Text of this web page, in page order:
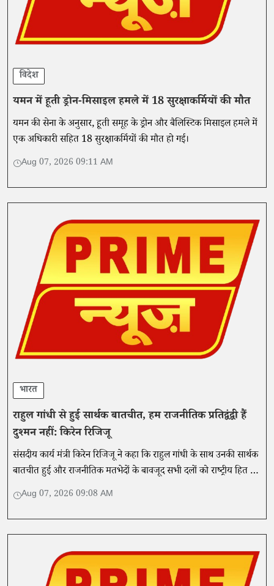
विदेश
यमन में हूती ड्रोन-मिसाइल हमले में 18 सुरक्षाकर्मियों की मौत
यमन की सेना के अनुसार, हूती समूह के ड्रोन और बैलिस्टिक मिसाइल हमले में
एक अधिकारी सहित 18 सुरक्षाकर्मियों की मौत हो गई।
Aug 07, 2026 09:11 AM
भारत
राहुल गांधी से हुई सार्थक बातचीत, हम राजनीतिक प्रतिद्वंद्वी हैं
दुश्मन नहीं: किरेन रिजिजू
संसदीय कार्य मंत्री किरेन रिजिजू ने कहा कि राहुल गांधी के साथ उनकी सार्थक
बातचीत हुई और राजनीतिक मतभेदों के बावजूद सभी दलों को राष्ट्रीय हित में
संवाद और सहयोग के साथ काम करना चाहिए।
Aug 07, 2026 09:08 AM